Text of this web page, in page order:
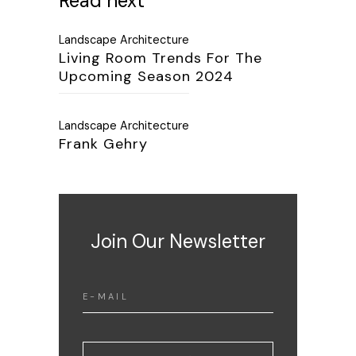
Landscape Architecture
Living Room Trends For The
Upcoming Season 2024
Landscape Architecture
Frank Gehry
Join Our Newsletter